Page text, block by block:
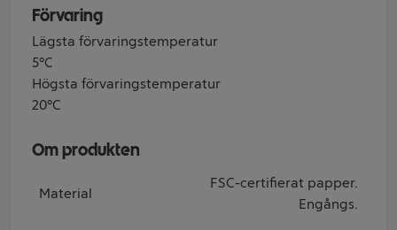
Förvaring
Lägsta förvaringstemperatur
5°C
Högsta förvaringstemperatur
20°C
Om produkten
Material
FSC-certifierat papper.
Engångs.